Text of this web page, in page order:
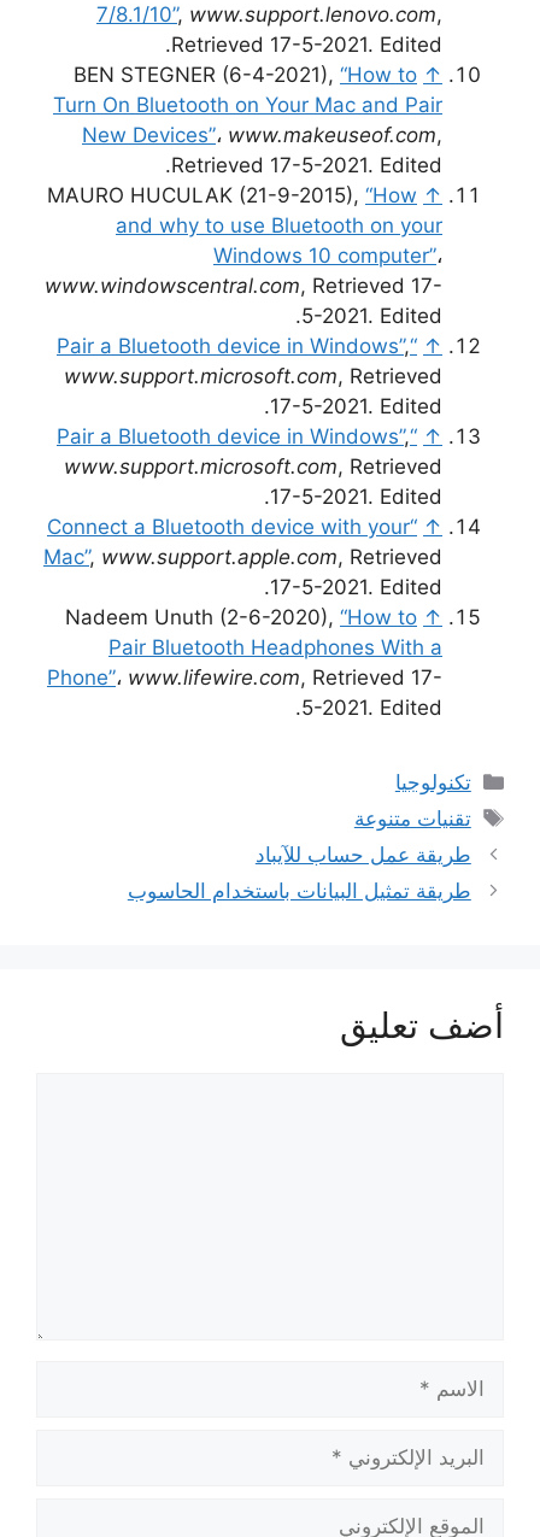
7/8.1/10”, www.support.lenovo.com,
Retrieved 17-5-2021. Edited.
↑
BEN STEGNER (6-4-2021), “How to
Turn On Bluetooth on Your Mac and Pair
New Devices”، www.makeuseof.com,
Retrieved 17-5-2021. Edited.
↑
MAURO HUCULAK (21-9-2015), “How
and why to use Bluetooth on your
Windows 10 computer”،
www.windowscentral.com, Retrieved 17-
5-2021. Edited.
↑
“Pair a Bluetooth device in Windows”
,
www.support.microsoft.com, Retrieved
17-5-2021. Edited.
↑
“Pair a Bluetooth device in Windows”
,
www.support.microsoft.com, Retrieved
17-5-2021. Edited.
↑
“Connect a Bluetooth device with your
Mac”, www.support.apple.com, Retrieved
17-5-2021. Edited.
↑
Nadeem Unuth (2-6-2020), “How to
Pair Bluetooth Headphones With a
Phone”، www.lifewire.com, Retrieved 17-
5-2021. Edited.
التصنيفات
تكنولوجيا
الوسوم
تقنيات متنوعة
طريقة عمل حساب للآيباد
طريقة تمثيل البيانات باستخدام الحاسوب
أضف تعليق
الإلكتروني